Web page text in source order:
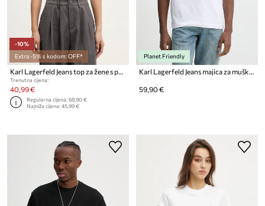
-10%
Extra -5% s kodom: OFF*
Trenutna cijena:
40,99 €
Regularna cijena:68,90 €
Najniža cijena:45,99 €
Planet Friendly
59,90 €